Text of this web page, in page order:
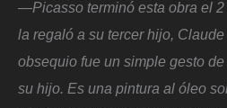
—Picasso terminó esta obra el
la regaló a su tercer hijo,
obsequio fue un simple gesto
su hijo. Es una pintura al óleo